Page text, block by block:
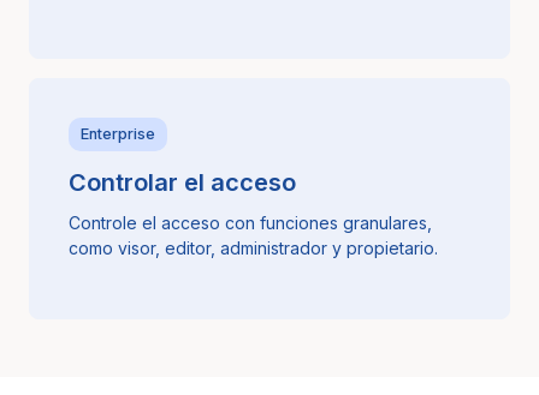
Enterprise
Controlar el acceso
Controle el acceso con funciones granulares,
como visor, editor, administrador y propietario.